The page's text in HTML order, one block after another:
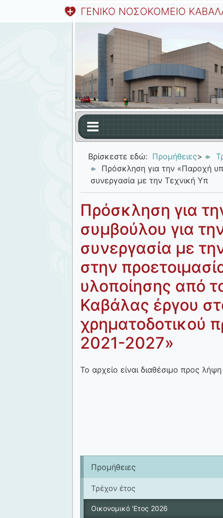
ΓΕΝΙΚΟ ΝΟΣΟΚΟΜΕΙΟ
Βρίσκεστε εδώ: Προμήθειες>
Πρόσκληση για την «Παροχή
συνεργασία με την Τεχνική Υπ
Προμήθειες
Τρέχον έτος
Οικονομικό 'Ετος 2026
Πρόσκληση για
συμβούλου για
συνεργασία με
στην
υλοποίησης από
Καβάλας έργου
χρηματοδοτικού
2021-2027»
Το αρχείο είναι διαθέσιμο προς λήψη